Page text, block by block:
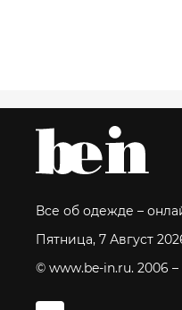
Все об одежде –
Пятница, 7 Август
© www.be-in.ru. 2006 –